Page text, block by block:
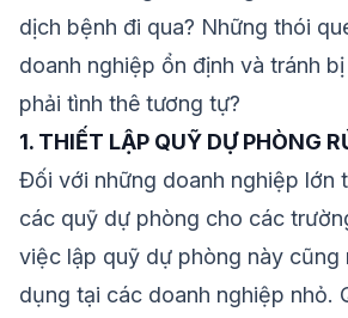
dịch bệnh đi qua? Những thói
doanh nghiệp ổn định và tránh
phải tình thê tương tự?
1. THIẾT LẬP QUỸ DỰ PHÒNG
Đối với những doanh nghiệp lớn
các quỹ dự phòng cho các
việc lập quỹ dự phòng này cũng
dụng tại các doanh nghiệp nhỏ.